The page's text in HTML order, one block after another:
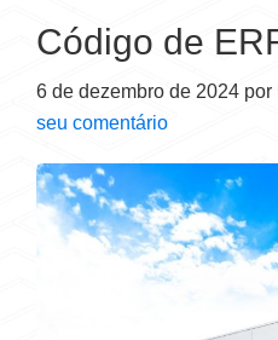
Código de
6 de dezembro de 2024 por
seu comentário